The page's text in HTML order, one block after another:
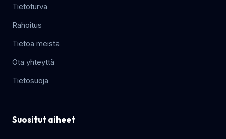
Tietoturva
Rahoitus
Tietoa meistä
Ota yhteyttä
Tietosuoja
Suositut aiheet